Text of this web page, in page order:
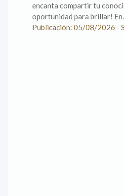
encanta compartir tu
oportunidad para brillar!
Publicación: 05/08/2026 -